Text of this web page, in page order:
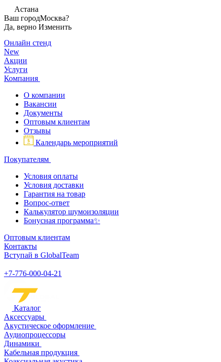
Астана
Ваш городМосква?
Да, верно Изменить
Онлайн стенд
New
Акции
Услуги
Компания
О компании
Вакансии
Документы
Оптовым клиентам
Отзывы
Календарь мероприятий
Покупателям
Условия оплаты
Условия доставки
Гарантия на товар
Вопрос-ответ
Калькулятор шумоизоляции
Бонусная программа✨
Оптовым клиентам
Контакты
Вступай в GlobalTeam
+7-776-000-04-21
Каталог
Аксессуары
Акустическое оформление
Аудиопроцессоры
Динамики
Кабельная продукция